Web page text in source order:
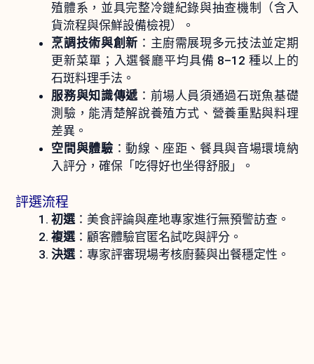
殖體系，並具完整冷鏈紀錄與抽查機制（含入
貨流程與保鮮設備檢視）。
烹調技術與創新 ：主廚需展現多元技法並定期
更新菜單；入選餐廳平均具備 8–12 種以上的
石斑料理手法。
服務與知識傳遞：前場人員須通過石斑魚基礎
測驗，能清楚解說養殖方式、營養重點與料理
差異。
空間與體驗 ：動線、座距、餐具與音場環境納
入評分，確保「吃得好也坐得舒服」。
評選流程
初選 ：美食評論與產地專家進行無預警訪查。
複選 ：顧客體驗官匿名試吃與評分。
決選 ：專家評審現場考核廚藝與出餐穩定性。